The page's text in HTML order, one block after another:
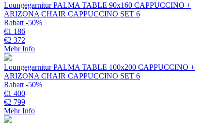
Loungegarnitur PALMA TABLE 90x160 CAPPUCCINO +
ARIZONA CHAIR CAPPUCCINO SET 6
Rabatt -50%
€1 186
€2 372
Mehr Info
Loungegarnitur PALMA TABLE 100x200 CAPPUCCINO +
ARIZONA CHAIR CAPPUCCINO SET 6
Rabatt -50%
€1 400
€2 799
Mehr Info